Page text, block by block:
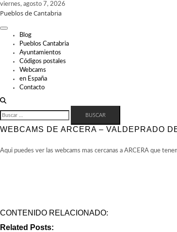
Skip
to
viernes, agosto 7, 2026
Pueblos de Cantabria
Blog
Pueblos Cantabria
Ayuntamientos
Códigos postales
Webcams
en España
Contacto
BUSCAR:
WEBCAMS DE ARCERA – VALDEPRADO
Aqui puedes ver las webcams mas cercanas a ARCERA que
CONTENIDO RELACIONADO:
Related Posts: